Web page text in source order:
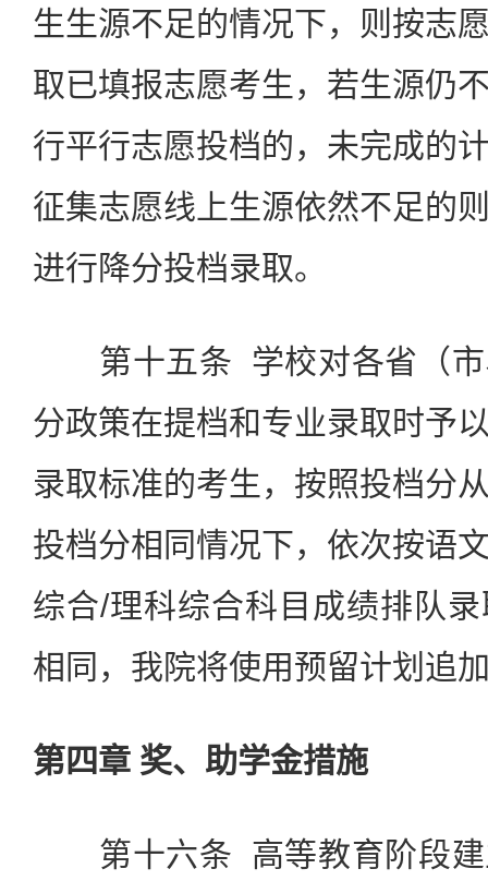
生生源不足的情况下，则按志
取已填报志愿考生，若生源仍
行平行志愿投档的，未完成的
征集志愿线上生源依然不足的
进行降分投档录取。
第十五条 学校对各省（市
分政策在提档和专业录取时予
录取标准的考生，按照投档分
投档分相同情况下，依次按语
综合/理科综合科目成绩排队
相同，我院将使用预留计划追
第四章 奖、助学金措施
第十六条 高等教育阶段建